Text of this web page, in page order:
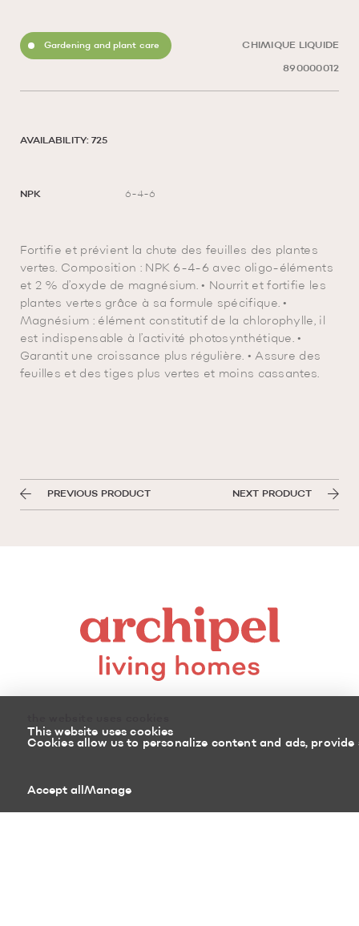
This website uses cookies
Cookies allow us to personalize content and ads,
Accept all Manage
Gardening and plant care CHIMIQUE LIQUIDE
890000012
AVAILABILITY: 725
NPK 6-4-6
Fortifie et prévient la chute des feuilles des plantes
vertes. Composition : NPK 6-4-6 avec oligo-éléments
et 2 % d’oxyde de magnésium. • Nourrit et fortifie les
plantes vertes grâce à sa formule spécifique. •
Magnésium : élément constitutif de la chlorophylle, il
est indispensable à l’activité photosynthétique. •
Garantit une croissance plus régulière. • Assure des
feuilles et des tiges plus vertes et moins cassantes.
PREVIOUS PRODUCT NEXT PRODUCT